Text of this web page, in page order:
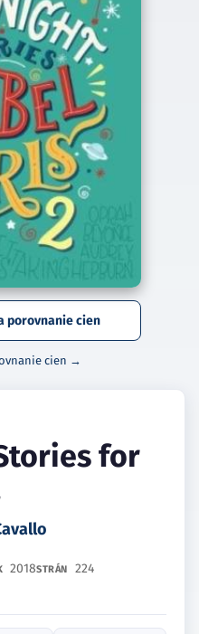
porovnanie cien
cien →
for
2018STRÁN 224